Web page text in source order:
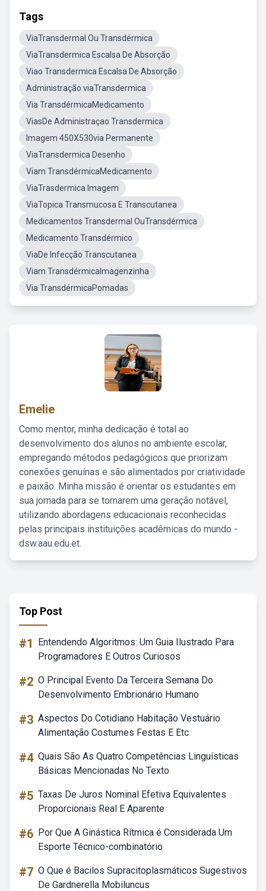
Tags
ViaTransdermal Ou Transdérmica
ViaTransdermica Escalsa De Absorção
Viao Transdermica Escalsa De Absorção
Administração viaTransdermica
Via TransdérmicaMedicamento
ViasDe Administraçao Transdermica
Imagem 450X530via Permanente
ViaTransdermica Desenho
Viam TransdérmicaMedicamento
ViaTrasdermica Imagem
ViaTopica Transmucosa E Transcutanea
Medicamentos Transdermal OuTransdérmica
Medicamento Transdérmico
ViaDe Infecção Transcutanea
Viam TransdérmicaImagenzinha
Via TransdérmicaPomadas
Emelie
Como mentor, minha dedicação é total ao
desenvolvimento dos alunos no ambiente escolar,
empregando métodos pedagógicos que priorizam
conexões genuínas e são alimentados por criatividade
e paixão. Minha missão é orientar os estudantes em
sua jornada para se tornarem uma geração notável,
utilizando abordagens educacionais reconhecidas
pelas principais instituições acadêmicas do mundo -
dsw.aau.edu.et.
Top Post
#1
Entendendo Algoritmos: Um Guia Ilustrado Para
Programadores E Outros Curiosos
#2 O Principal Evento Da Terceira Semana Do
Desenvolvimento Embrionário Humano
#3 Aspectos Do Cotidiano Habitação Vestuário
Alimentação Costumes Festas E Etc
#4 Quais São As Quatro Competências Linguísticas
Básicas Mencionadas No Texto
#5 Taxas De Juros Nominal Efetiva Equivalentes
Proporcionais Real E Aparente
#6 Por Que A Ginástica Rítmica é Considerada Um
Esporte Técnico-combinatório
#7 O Que é Bacilos Supracitoplasmáticos Sugestivos
De Gardnerella Mobiluncus